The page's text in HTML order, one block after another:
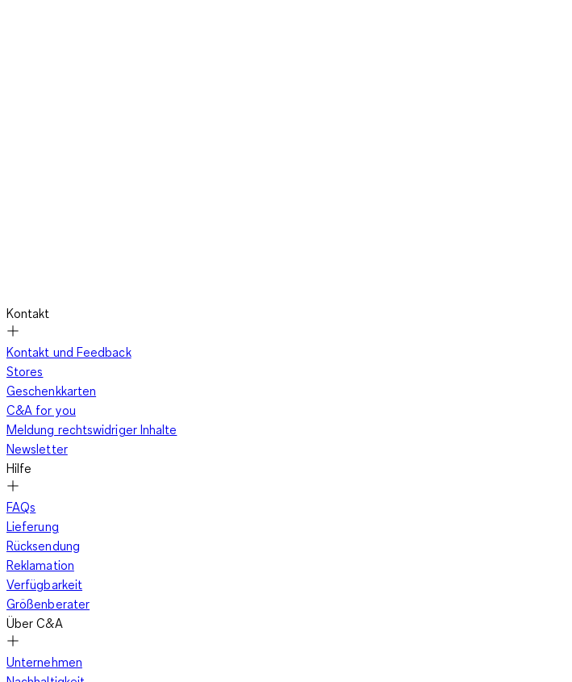
Kontakt
Kontakt und Feedback
Stores
Geschenkkarten
C&A for you
Meldung rechtswidriger Inhalte
Newsletter
Hilfe
FAQs
Lieferung
Rücksendung
Reklamation
Verfügbarkeit
Größenberater
Über C&A
Unternehmen